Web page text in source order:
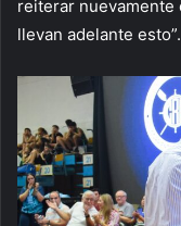
reiterar nuevamente
llevan adelante esto”.